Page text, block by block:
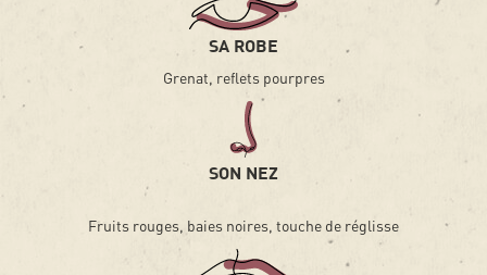
SA ROBE
Grenat, reflets pourpres
SON NEZ
Fruits rouges, baies noires, touche de réglisse